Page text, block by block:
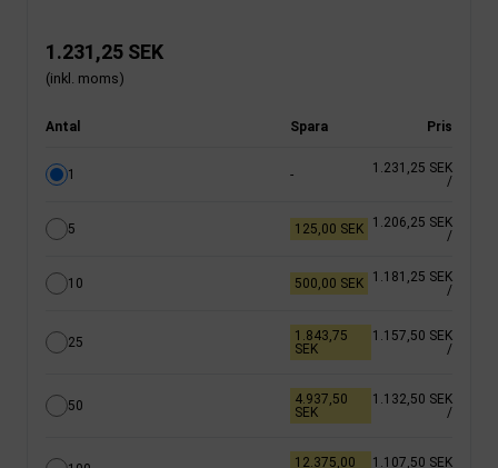
1.231,25 SEK
(inkl. moms)
Antal Spara Pris
1 -
1.231,25 SEK
/
5 125,00 SEK
1.206,25 SEK
/
10 500,00 SEK
1.181,25 SEK
/
25
1.843,75
SEK
1.157,50 SEK
/
50
4.937,50
SEK
1.132,50 SEK
/
12.375,00
1.107,50 SEK